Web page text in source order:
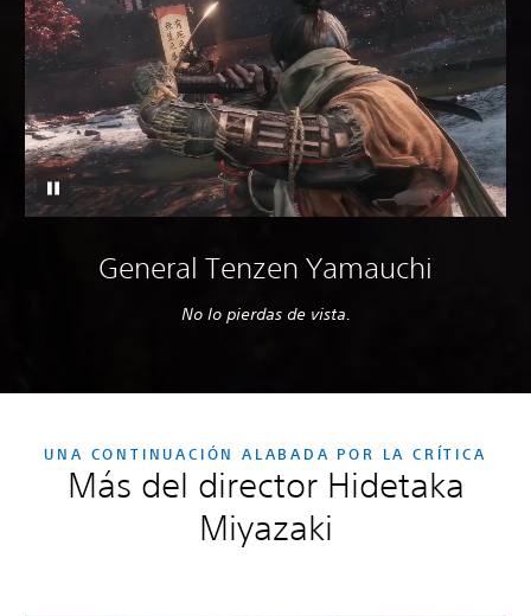
General Tenzen Yamauchi
No lo pierdas de vista.
UNA CONTINUACIÓN ALABADA POR LA CRÍTICA
Más del director Hidetaka
Miyazaki